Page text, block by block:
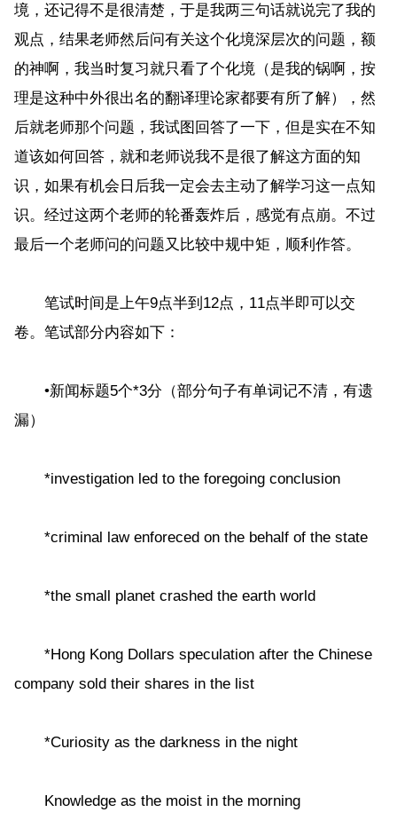
境，还记得不是很清楚，于是我两三句话就说完了我的
观点，结果老师然后问有关这个化境深层次的问题，额
的神啊，我当时复习就只看了个化境（是我的锅啊，按
理是这种中外很出名的翻译理论家都要有所了解），然
后就老师那个问题，我试图回答了一下，但是实在不知
道该如何回答，就和老师说我不是很了解这方面的知
识，如果有机会日后我一定会去主动了解学习这一点知
识。经过这两个老师的轮番轰炸后，感觉有点崩。不过
最后一个老师问的问题又比较中规中矩，顺利作答。
笔试时间是上午9点半到12点，11点半即可以交
卷。笔试部分内容如下：
•新闻标题5个*3分（部分句子有单词记不清，有遗
漏）
*investigation led to the foregoing conclusion
*criminal law enforeced on the behalf of the state
*the small planet crashed the earth world
*Hong Kong Dollars speculation after the Chinese
company sold their shares in the list
*Curiosity as the darkness in the night
Knowledge as the moist in the morning